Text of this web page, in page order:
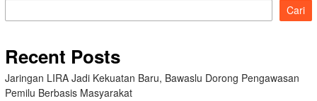
Cari
Recent Posts
Jaringan LIRA Jadi Kekuatan Baru, Bawaslu Dorong Pengawasan
Pemilu Berbasis Masyarakat